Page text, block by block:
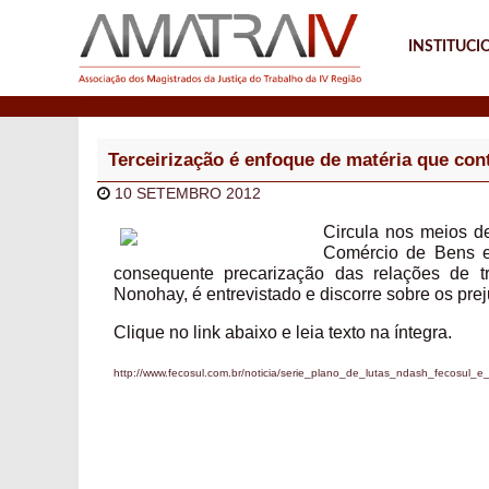
Terceirização é enfoque de matéria que
10 SETEMBRO 2012
Circula nos meios
Comércio de Bens
consequente precarização das relações de
Nonohay, é entrevistado e discorre sobre os
Clique no link abaixo e leia texto na íntegra.
http://www.fecosul.com.br/noticia/